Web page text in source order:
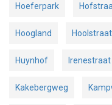
Hoeferpark
Hoogland Hoolstraat
Huynhof Irenestraat
Kakebergweg